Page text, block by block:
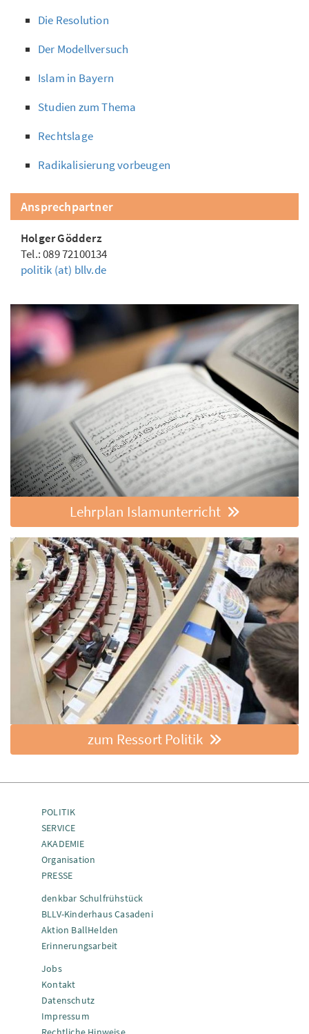
Die Resolution
Der Modellversuch
Islam in Bayern
Studien zum Thema
Rechtslage
Radikalisierung vorbeugen
Ansprechpartner
Holger Gödderz
Tel.: 089 72100134
politik (at) bllv.de
Lehrplan Islamunterricht
zum Ressort Politik
POLITIK
SERVICE
AKADEMIE
Organisation
PRESSE
denkbar Schulfrühstück
BLLV-Kinderhaus Casadeni
Aktion BallHelden
Erinnerungsarbeit
Jobs
Kontakt
Datenschutz
Impressum